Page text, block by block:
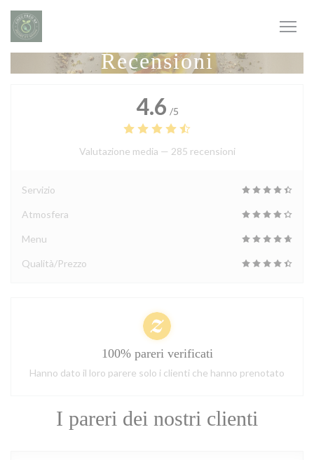
Personalizzazione delle tue scelte sui cookie
Recensioni
I pareri dei nostri clienti
4.6 /5
Valutazione media — 285 recensioni
Servizio
Atmosfera
Menu
Qualità/Prezzo
100% pareri verificati
Hanno dato il loro parere solo i clienti che hanno prenotato